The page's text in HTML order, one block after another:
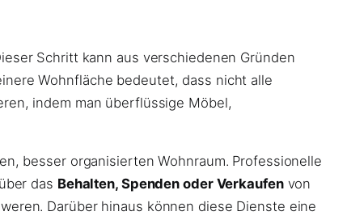
Schritt kann aus verschiedenen Gründen
Wohnfläche bedeutet, dass nicht alle
indem man überflüssige Möbel,
besser organisierten Wohnraum. Professionelle
das Behalten, Spenden oder Verkaufenvon
Darüber hinaus können diese Dienste eine